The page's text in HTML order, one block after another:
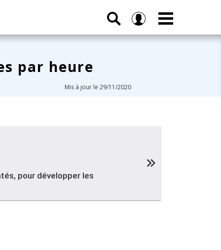
par heure
Mis à jour le 29/11/2020
pour développer les